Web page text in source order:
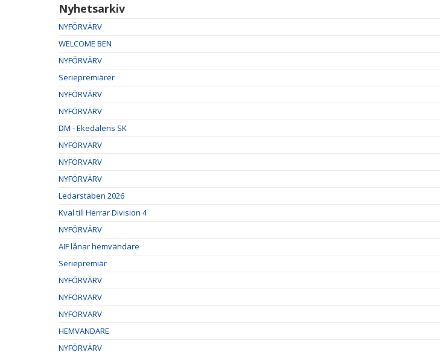
Nyhetsarkiv
NYFÖRVÄRV
WELCOME BEN
NYFÖRVÄRV
Seriepremiärer
NYFÖRVÄRV
NYFÖRVÄRV
DM - Ekedalens SK
NYFÖRVÄRV
NYFÖRVÄRV
NYFÖRVÄRV
Ledarstaben 2026
Kval till Herrar Division 4
NYFÖRVÄRV
AIF lånar hemvändare
Seriepremiär
NYFÖRVÄRV
NYFÖRVÄRV
NYFÖRVÄRV
HEMVÄNDARE
NYFÖRVÄRV